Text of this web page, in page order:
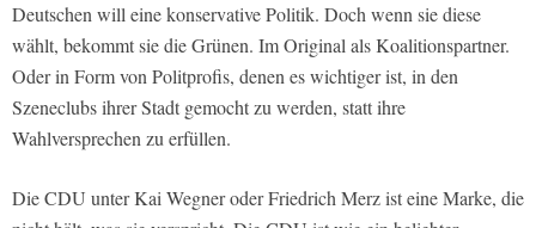
Deutschen will eine konservative Politik. Doch wenn sie diese
wählt, bekommt sie die Grünen. Im Original als Koalitionspartner.
Oder in Form von Politprofis, denen es wichtiger ist, in den
Szeneclubs ihrer Stadt gemocht zu werden, statt ihre
Wahlversprechen zu erfüllen.
Die CDU unter Kai Wegner oder Friedrich Merz ist eine Marke, die